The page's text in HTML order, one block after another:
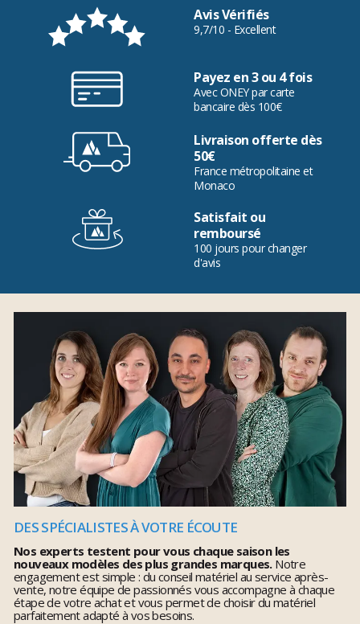
Avis Vérifiés
9,7/10 - Excellent
Payez en 3 ou 4 fois
Avec ONEY par carte
bancaire dès 100€
Livraison offerte dès
50€
France métropolitaine et
Monaco
Satisfait ou
remboursé
100 jours pour changer
d'avis
DES SPÉCIALISTES À VOTRE ÉCOUTE
Nos experts testent pour vous chaque saison les
nouveaux modèles des plus grandes marques.Notre
engagement est simple : du conseil matériel au service après-
vente, notre équipe de passionnés vous accompagne à chaque
étape de votre achat et vous permet de choisir du matériel
parfaitement adapté à vos besoins.